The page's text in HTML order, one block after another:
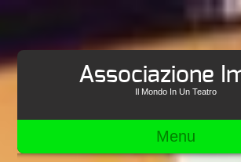
Associazione
Il Mondo In Un Teatro
Menu